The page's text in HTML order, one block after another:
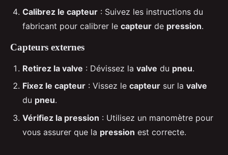
Calibrez le capteur : Suivez les instructions du
fabricant pour calibrer le capteur de pression.
Capteurs externes
Retirez la valve : Dévissez la valve du pneu.
Fixez le capteur : Vissez le capteur sur la valve
du pneu.
Vérifiez la pression : Utilisez un manomètre pour
vous assurer que la pression est correcte.